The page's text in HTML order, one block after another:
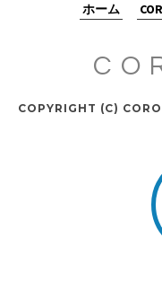
ホーム
COPYRIGHT (C)